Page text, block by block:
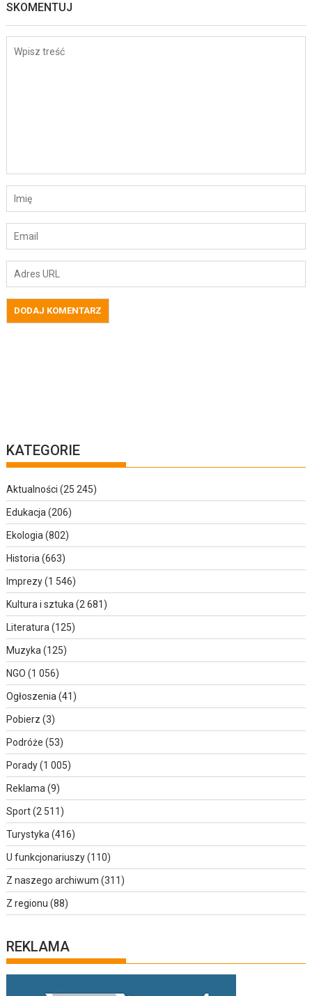
SKOMENTUJ
KATEGORIE
Aktualności (25 245)
Edukacja (206)
Ekologia (802)
Historia (663)
Imprezy(1 546)
Kultura i sztuka (2 681)
Literatura (125)
Muzyka (125)
NGO (1 056)
Ogłoszenia (41)
Pobierz (3)
Podróże (53)
Porady(1 005)
Reklama (9)
Sport(2 511)
Turystyka (416)
U funkcjonariuszy(110)
Z naszego archiwum (311)
Z regionu (88)
REKLAMA